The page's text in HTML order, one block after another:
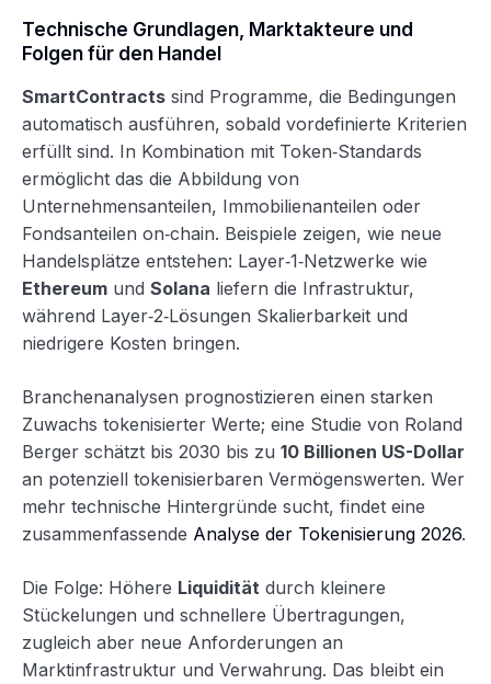
Technische Grundlagen, Marktakteure und
Folgen für den Handel
SmartContracts sind Programme, die Bedingungen
automatisch ausführen, sobald vordefinierte Kriterien
erfüllt sind. In Kombination mit Token‑Standards
ermöglicht das die Abbildung von
Unternehmensanteilen, Immobilienanteilen oder
Fondsanteilen on‑chain. Beispiele zeigen, wie neue
Handelsplätze entstehen: Layer‑1‑Netzwerke wie
Ethereum und Solana liefern die Infrastruktur,
während Layer‑2‑Lösungen Skalierbarkeit und
niedrigere Kosten bringen.
Branchenanalysen prognostizieren einen starken
Zuwachs tokenisierter Werte; eine Studie von Roland
Berger schätzt bis 2030 bis zu 10 Billionen US-Dollar
an potenziell tokenisierbaren Vermögenswerten. Wer
mehr technische Hintergründe sucht, findet eine
zusammenfassende Analyse der Tokenisierung 2026.
Die Folge: Höhere Liquidität durch kleinere
Stückelungen und schnellere Übertragungen,
zugleich aber neue Anforderungen an
Marktinfrastruktur und Verwahrung. Das bleibt ein